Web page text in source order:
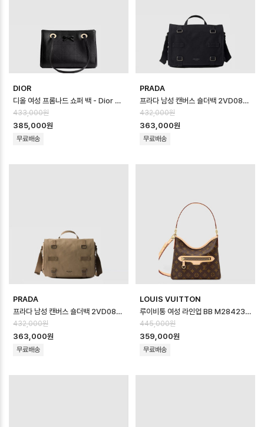
DIOR
디올 여성 프롬나드 쇼퍼 백 - Dior Womens Promenade Shopper Ba…
433,000원
385,000원
무료배송
PRADA
프라다 남성 캔버스 숄더백 2VD085 - Prada Mens Canvas Shoulder…
432,000원
363,000원
무료배송
PRADA
프라다 남성 캔버스 숄더백 2VD085 - Prada Mens Canvas Shoulder…
432,000원
363,000원
무료배송
LOUIS VUITTON
루이비통 여성 라인업 BB M28423 - Louis vuitton Womens Lineu…
445,000원
359,000원
무료배송